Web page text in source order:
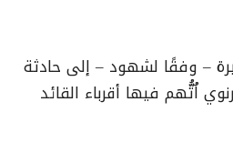
– وفقًا لشهود – إلى حادثة
اُتُّهم فيها أقرباء القائد